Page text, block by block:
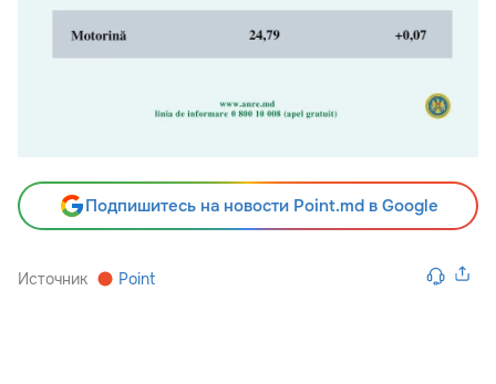
Подпишитесь на новости Point.md в Google
Источник Point